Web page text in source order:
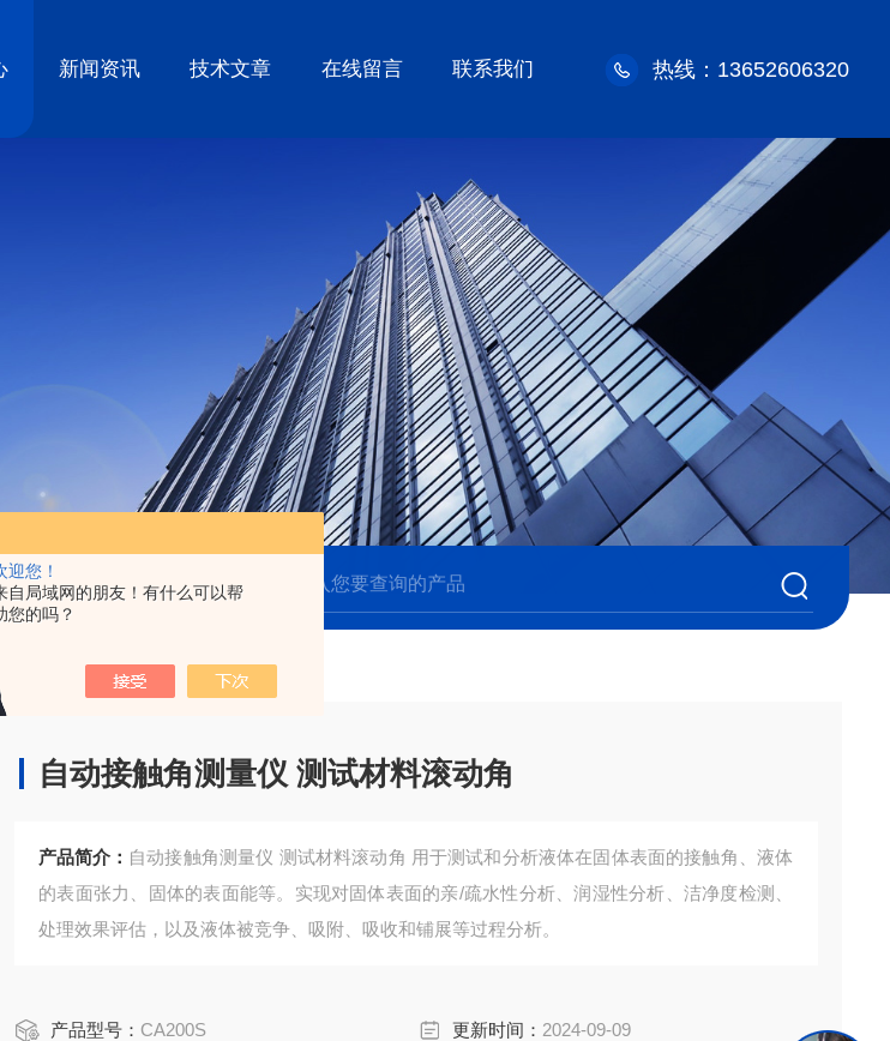
迎您！
自局域网的朋友！有什么可以帮
您的吗？
新闻资讯 技术文章 在线留言 联系我们 热线：13652606320
测量仪 CA200S自动接触角测量仪 测试材料滚动角
自动接触角测量仪 测试材料滚动角
产品简介： 自动接触角测量仪 测试材料滚动角 用于测试和分析液体在固体表面的接触角、液体
的表面张力、固体的表面能等。实现对固体表面的亲/疏水性分析、润湿性分析、洁净度检测、
处理效果评估，以及液体被竞争、吸附、吸收和铺展等过程分析。
产品型号： CA200S 更新时间： 2024-09-09